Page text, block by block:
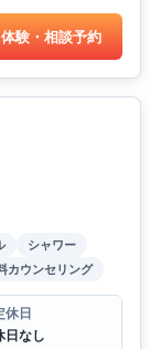
体験・相談予約
シャワー
カウンセリング
休日
日なし